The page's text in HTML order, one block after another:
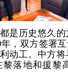
历史悠久的
，双方签署
动工。中方
落地和援黎